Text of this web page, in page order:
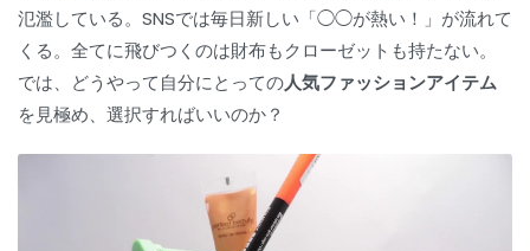
氾濫している。SNSでは毎日新しい「◯◯が熱い！」が流れて
くる。全てに飛びつくのは財布もクローゼットも持たない。
では、どうやって自分にとっての人気ファッションアイテム
を見極め、選択すればいいのか？